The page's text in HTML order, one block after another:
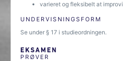
varieret og fleksibelt at
UNDERVISNINGSFORM
Se under § 17 i studieordningen.
EKSAMEN
PRØVER